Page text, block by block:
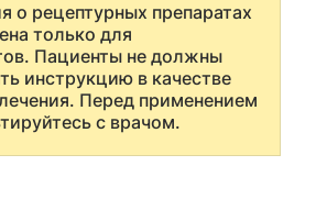
о рецептурных препаратах
только для
Пациенты не должны
инструкцию в качестве
Перед применением
с врачом.